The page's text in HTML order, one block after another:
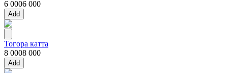
6 0006 000
Add
Тогора катта
8 0008 000
Add